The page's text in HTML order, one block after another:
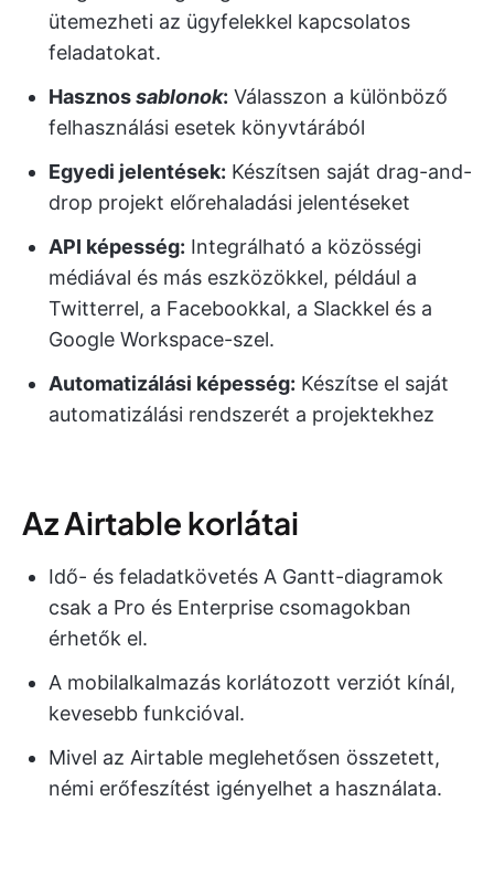
ütemezheti az ügyfelekkel kapcsolatos
feladatokat.
Hasznossablonok: Válasszon a különböző
felhasználási esetek könyvtárából
Egyedi jelentések: Készítsen saját drag-and-
drop projekt előrehaladási jelentéseket
API képesség: Integrálható a közösségi
médiával és más eszközökkel, például a
Twitterrel, a Facebookkal, a Slackkel és a
Google Workspace-szel.
Automatizálási képesség: Készítse el saját
automatizálási rendszerét a projektekhez
Az Airtable korlátai
Idő- és feladatkövetés A Gantt-diagramok
csak a Pro és Enterprise csomagokban
érhetők el.
A mobilalkalmazás korlátozott verziót kínál,
kevesebb funkcióval.
Mivel az Airtable meglehetősen összetett,
némi erőfeszítést igényelhet a használata.